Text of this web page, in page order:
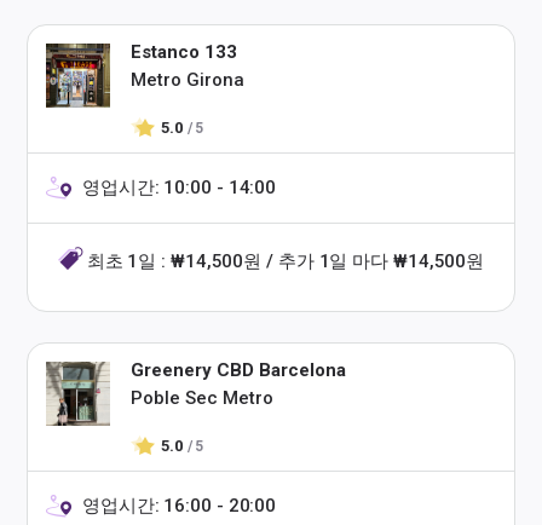
Estanco 133
Metro Girona
5.0 / 5
영업시간: 10:00 - 14:00
최초 1일 : ₩14,500원 / 추가 1일 마다 ₩14,500원
Greenery CBD Barcelona
Poble Sec Metro
5.0 / 5
영업시간: 16:00 - 20:00